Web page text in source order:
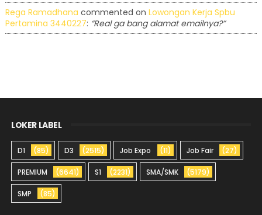
Rega Ramadhana commented on Lowongan Kerja Spbu
Pertamina 3440227: “Real ga bang alamat emailnya?”
LOKER LABEL
D1 (85) D3 (2515) Job Expo (11) Job Fair (27)
PREMIUM (6641) S1 (2231) SMA/SMK (5179)
SMP (85)